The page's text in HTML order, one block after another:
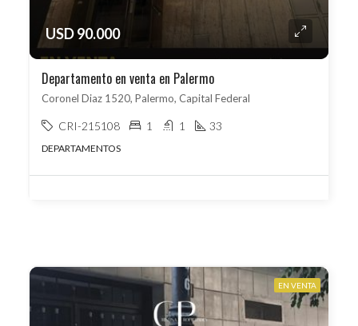
USD 90.000
Departamento en venta en Palermo
Coronel Diaz 1520, Palermo, Capital Federal
CRI-215108 1 1 33
DEPARTAMENTOS
EN VENTA